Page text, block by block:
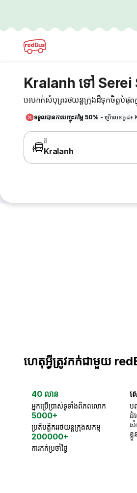
Kralanh ទៅ Serei
អេបកក់សំបុត្ររថយន្តក្រុងដ៏ទុកចិត្តបំផុតក្
ទទួលបានការបញ្ចុះតម្លៃ 50% - ប្រើលេខកូដ៖
ពី
Kralanh
ហេតុអ្វីត្រូវកក់ជាមួយ
40 លាន
អ្នកប្រើប្រាស់ទូទាំងពិភពលោក
5000+
ប្រតិបត្តិកររថយន្តក្រុងសកម្ម
200000+
ការកក់ប្រចាំថ្ងៃ
ស
ប
ដំ
សំ
ខ្